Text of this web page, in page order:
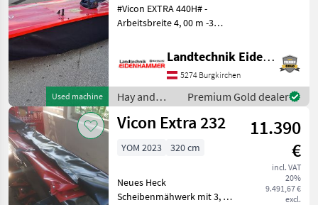
Used machine
#Vicon EXTRA 440H# -
Arbeitsbreite 4, 00 m -3
Dreipunkt ( Kat .II), -
Stützfuß -Gelenkwelle mit
Freilauf und
Rutschkupplung -
Schwadschei
Landtechnik Eidenhammer GmbH
5274 Burgkirchen
Hay and
forage
equipment /
Premium Gold dealer
Vicon Extra 232
11.390
€
incl. VAT
20%
9.491,67 €
excl.
YOM 2023 320 cm
Neues Heck
Scheibenmähwerk mit 3, 2